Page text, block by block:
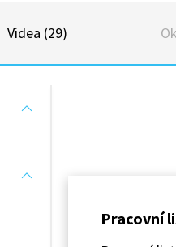
Videa (29)
Pracovní